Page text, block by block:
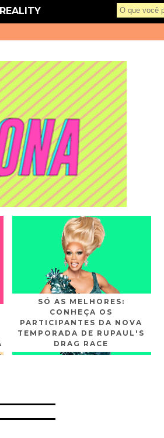
SÓ AS MELHORES:
CONHEÇA OS
PARTICIPANTES DA NOVA
TEMPORADA DE RUPAUL'S
DRAG RACE
REALITY